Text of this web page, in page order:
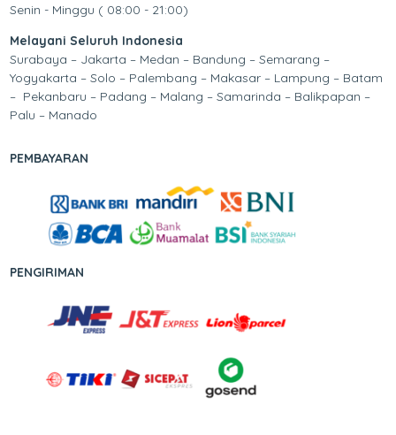
Senin - Minggu ( 08:00 - 21:00)
Melayani Seluruh Indonesia
Surabaya – Jakarta – Medan – Bandung – Semarang –
Yogyakarta – Solo – Palembang – Makasar – Lampung – Batam
– Pekanbaru – Padang – Malang – Samarinda – Balikpapan –
Palu – Manado
PEMBAYARAN
PENGIRIMAN